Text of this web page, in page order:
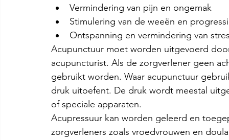
Vermindering van pijn en ongemak
Stimulering van de weeën en
Ontspanning en vermindering van
Acupunctuur moet worden uitgevoerd
acupuncturist. Als de zorgverlener geen
gebruikt worden. Waar acupunctuur
druk uitoefent. De druk wordt meestal
of speciale apparaten.
Acupressuur kan worden geleerd en
zorgverleners zoals vroedvrouwen en